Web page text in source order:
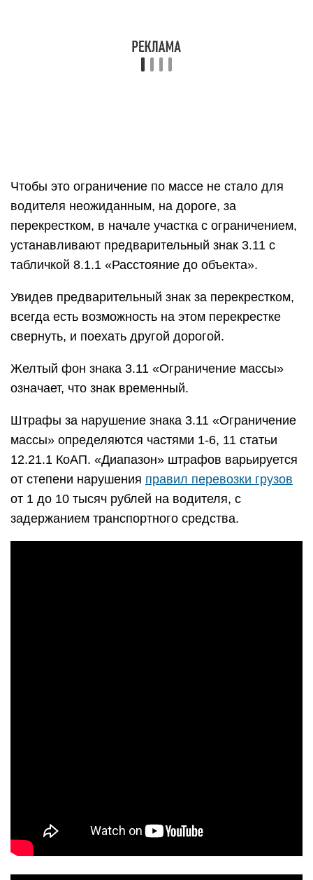
Чтобы это ограничение по массе не стало для
водителя неожиданным, на дороге, за
перекрестком, в начале участка с ограничением,
устанавливают предварительный знак 3.11 с
табличкой 8.1.1 «Расстояние до объекта».
Увидев предварительный знак за перекрестком,
всегда есть возможность на этом перекрестке
свернуть, и поехать другой дорогой.
Желтый фон знака 3.11 «Ограничение массы»
означает, что знак временный.
Штрафы за нарушение знака 3.11 «Ограничение
массы» определяются частями 1-6, 11 статьи
12.21.1 КоАП. «Диапазон» штрафов варьируется
от степени нарушения правил перевозки грузов
от 1 до 10 тысяч рублей на водителя, с
задержанием транспортного средства.